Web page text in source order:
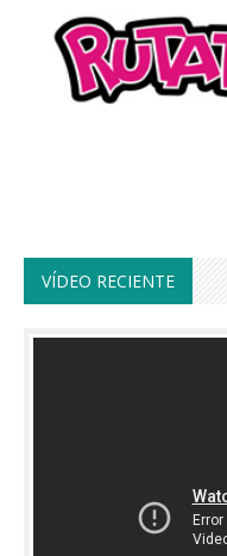
VÍDEO RECIENTE